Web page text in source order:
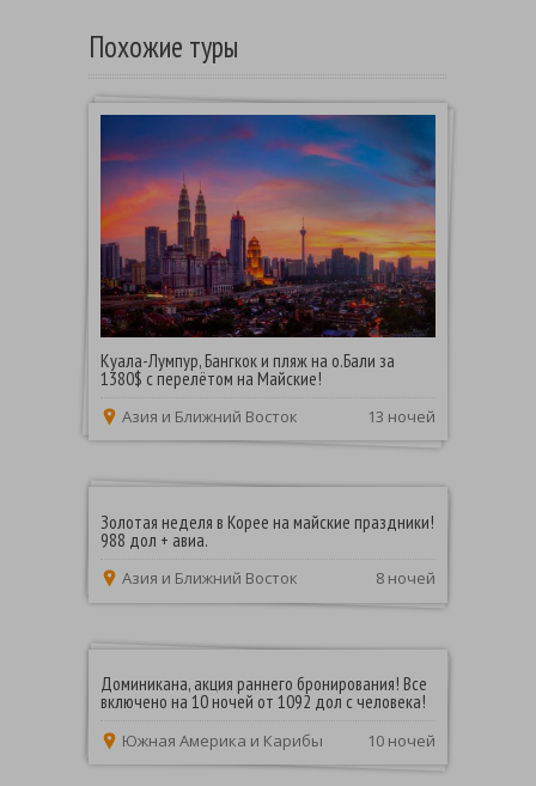
Похожие туры
Куала-Лумпур, Бангкок и пляж на о.Бали за
1380$ с перелётом на Майские!
Азия и Ближний Восток 13 ночей
Золотая неделя в Корее на майские праздники!
988 дол + авиа.
Азия и Ближний Восток 8 ночей
Доминикана, акция раннего бронирования! Все
включено на 10 ночей от 1092 дол с человека!
Южная Америка и Карибы 10 ночей